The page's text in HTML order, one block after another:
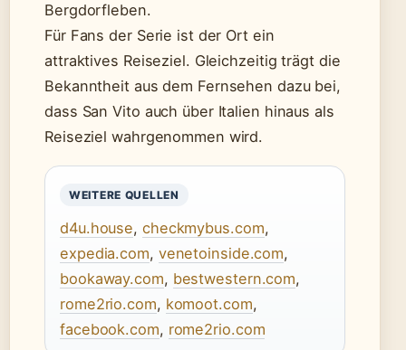
Bergdorfleben.
Für Fans der Serie ist der Ort ein
attraktives Reiseziel. Gleichzeitig trägt die
Bekanntheit aus dem Fernsehen dazu bei,
dass San Vito auch über Italien hinaus als
Reiseziel wahrgenommen wird.
WEITERE QUELLEN
d4u.house, checkmybus.com,
expedia.com, venetoinside.com,
bookaway.com, bestwestern.com,
rome2rio.com, komoot.com,
facebook.com, rome2rio.com